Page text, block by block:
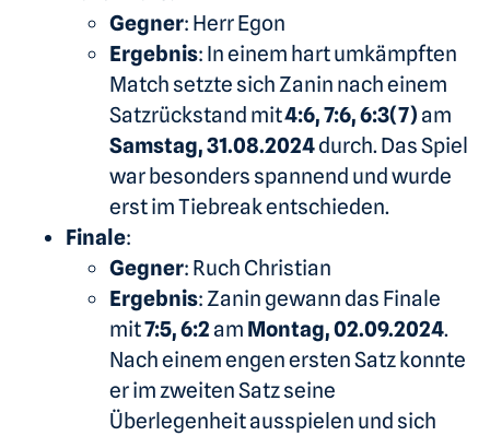
Gegner: Herr Egon
Ergebnis: In einem hart umkämpften
Match setzte sich Zanin nach einem
Satzrückstand mit4:6, 7:6, 6:3(7) am
Samstag, 31.08.2024durch. Das Spiel
war besonders spannend und wurde
erst im Tiebreak entschieden.
Finale:
Gegner: Ruch Christian
Ergebnis: Zanin gewann das Finale
mit7:5, 6:2 am Montag, 02.09.2024.
Nach einem engen ersten Satz konnte
er im zweiten Satz seine
Überlegenheit ausspielen und sich